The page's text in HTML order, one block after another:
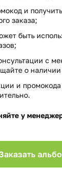
и
заказа;
быть
с
о
и
у